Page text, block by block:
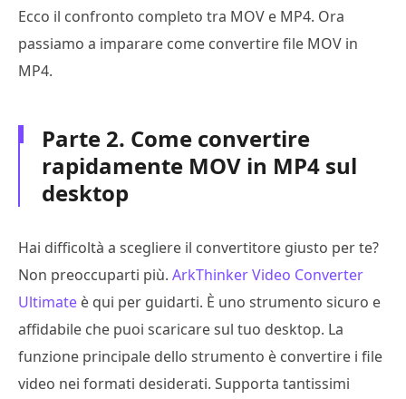
Ecco il confronto completo tra MOV e MP4. Ora
passiamo a imparare come convertire file MOV in
MP4.
Parte 2. Come convertire
rapidamente MOV in MP4 sul
desktop
Hai difficoltà a scegliere il convertitore giusto per te?
Non preoccuparti più. ArkThinker Video Converter
Ultimate è qui per guidarti. È uno strumento sicuro e
affidabile che puoi scaricare sul tuo desktop. La
funzione principale dello strumento è convertire i file
video nei formati desiderati. Supporta tantissimi